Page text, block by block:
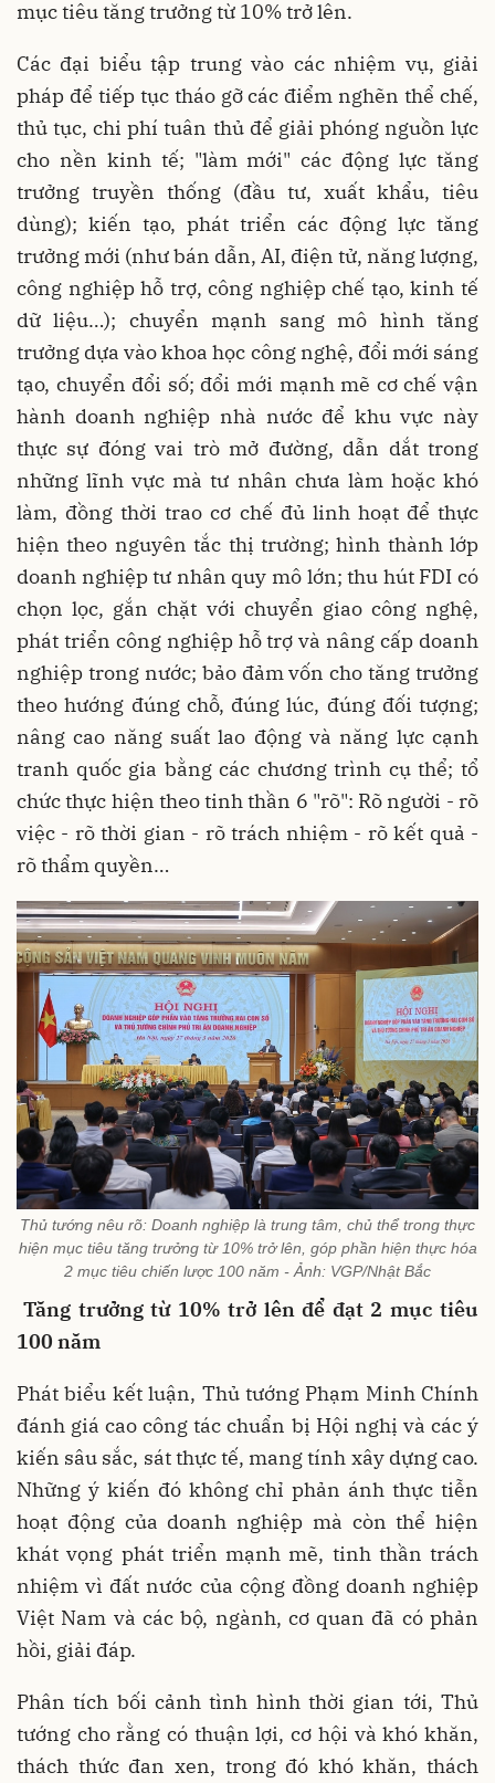
mục tiêu tăng trưởng từ 10% trở lên.
Các đại biểu tập trung vào các nhiệm vụ, giải
pháp để tiếp tục tháo gỡ các điểm nghẽn thể chế,
thủ tục, chi phí tuân thủ để giải phóng nguồn lực
cho nền kinh tế; "làm mới" các động lực tăng
trưởng truyền thống (đầu tư, xuất khẩu, tiêu
dùng); kiến tạo, phát triển các động lực tăng
trưởng mới (như bán dẫn, AI, điện tử, năng lượng,
công nghiệp hỗ trợ, công nghiệp chế tạo, kinh tế
dữ liệu…); chuyển mạnh sang mô hình tăng
trưởng dựa vào khoa học công nghệ, đổi mới sáng
tạo, chuyển đổi số; đổi mới mạnh mẽ cơ chế vận
hành doanh nghiệp nhà nước để khu vực này
thực sự đóng vai trò mở đường, dẫn dắt trong
những lĩnh vực mà tư nhân chưa làm hoặc khó
làm, đồng thời trao cơ chế đủ linh hoạt để thực
hiện theo nguyên tắc thị trường; hình thành lớp
doanh nghiệp tư nhân quy mô lớn; thu hút FDI có
chọn lọc, gắn chặt với chuyển giao công nghệ,
phát triển công nghiệp hỗ trợ và nâng cấp doanh
nghiệp trong nước; bảo đảm vốn cho tăng trưởng
theo hướng đúng chỗ, đúng lúc, đúng đối tượng;
nâng cao năng suất lao động và năng lực cạnh
tranh quốc gia bằng các chương trình cụ thể; tổ
chức thực hiện theo tinh thần 6 "rõ": Rõ người - rõ
việc - rõ thời gian - rõ trách nhiệm - rõ kết quả -
rõ thẩm quyền…
Thủ tướng nêu rõ: Doanh nghiệp là trung tâm, chủ thể trong thực
hiện mục tiêu tăng trưởng từ 10% trở lên, góp phần hiện thực hóa
2 mục tiêu chiến lược 100 năm - Ảnh: VGP/Nhật Bắc
Tăng trưởng từ 10% trở lên để đạt 2 mục tiêu
100 năm
Phát biểu kết luận, Thủ tướng Phạm Minh Chính
đánh giá cao công tác chuẩn bị Hội nghị và các ý
kiến sâu sắc, sát thực tế, mang tính xây dựng cao.
Những ý kiến đó không chỉ phản ánh thực tiễn
hoạt động của doanh nghiệp mà còn thể hiện
khát vọng phát triển mạnh mẽ, tinh thần trách
nhiệm vì đất nước của cộng đồng doanh nghiệp
Việt Nam và các bộ, ngành, cơ quan đã có phản
hồi, giải đáp.
Phân tích bối cảnh tình hình thời gian tới, Thủ
tướng cho rằng có thuận lợi, cơ hội và khó khăn,
thách thức đan xen, trong đó khó khăn, thách